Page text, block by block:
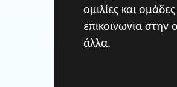
ομιλίες και
επικοινωνία στην
άλλα.